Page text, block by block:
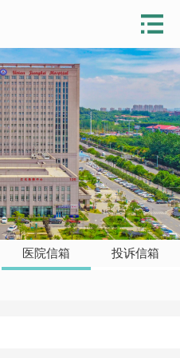
医院信箱 投诉信箱